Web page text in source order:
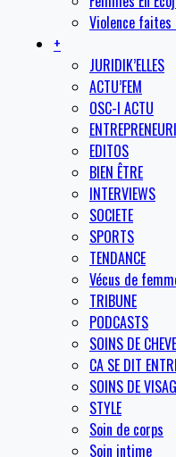
Violence faites
+
JURIDIK’ELLES
ACTU’FEM
OSC-I ACTU
EDITOS
BIEN ÊTRE
INTERVIEWS
SOCIETE
SPORTS
TENDANCE
Vécus de
TRIBUNE
PODCASTS
SOINS DE
CA SE DIT
SOINS DE
STYLE
Soin de corps
Soin intime